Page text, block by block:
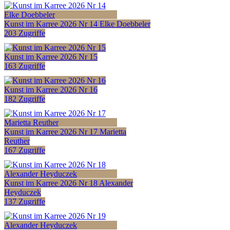
Kunst im Karree 2026 Nr 14 Elke Doebbeler
203 Zugriffe
Kunst im Karree 2026 Nr 15
163 Zugriffe
Kunst im Karree 2026 Nr 16
182 Zugriffe
Kunst im Karree 2026 Nr 17 Marietta
Reuther
167 Zugriffe
Kunst im Karree 2026 Nr 18 Alexander
Heyduczek
137 Zugriffe